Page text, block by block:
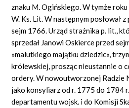
znaku M. Ogińskiego. W tymże
W. Ks. Lit. W następnym posłował
sejm 1766. Urząd strażnika p. lit.,
sprzedał Janowi Oskierce przed
»malutkiego majątku dziedzic«,
królewskiej, prosząc nieustannie o
ordery. W nowoutworzonej Radzie
jako konsyliarz od r. 1775 do 1784
departamentu wojsk. i do Komisji